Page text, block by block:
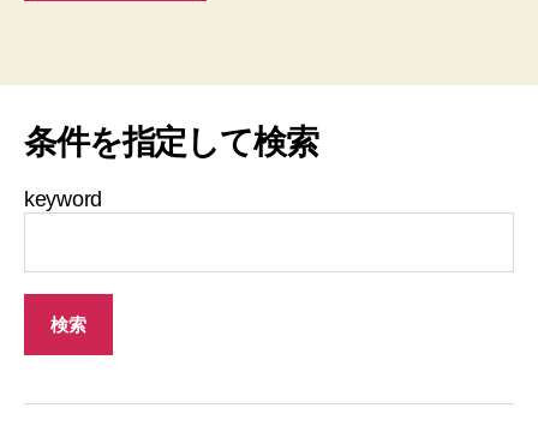
条件を指定して検索
keyword